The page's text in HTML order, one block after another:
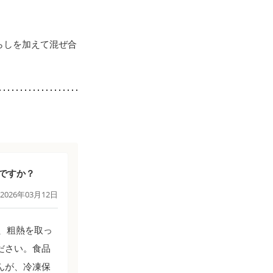
を加えて混ぜ合
すか？
2026年03月12日
粗熱を取っ
さい。食品
が、冷凍保